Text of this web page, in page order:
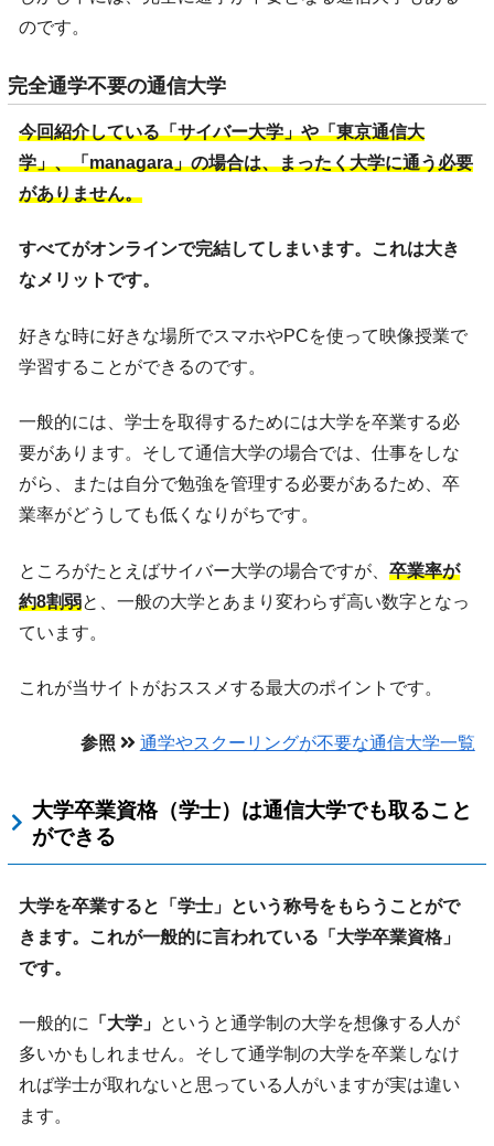
のです。
完全通学不要の通信大学
今回紹介している「サイバー大学」や「東京通信大
学」、「managara」の場合は、まったく大学に通う必要
がありません。
すべてがオンラインで完結してしまいます。これは大き
なメリットです。
好きな時に好きな場所でスマホやPCを使って映像授業で
学習することができるのです。
一般的には、学士を取得するためには大学を卒業する必
要があります。そして通信大学の場合では、仕事をしな
がら、または自分で勉強を管理する必要があるため、卒
業率がどうしても低くなりがちです。
ところがたとえばサイバー大学の場合ですが、卒業率が
約8割弱と、一般の大学とあまり変わらず高い数字となっ
ています。
これが当サイトがおススメする最大のポイントです。
参照 通学やスクーリングが不要な通信大学一覧
大学卒業資格（学士）は通信大学でも取ること
ができる
大学を卒業すると「学士」という称号をもらうことがで
きます。これが一般的に言われている「大学卒業資格」
です。
一般的に 「大学」 というと通学制の大学を想像する人が
多いかもしれません。そして通学制の大学を卒業しなけ
れば学士が取れないと思っている人がいますが実は違い
ます。